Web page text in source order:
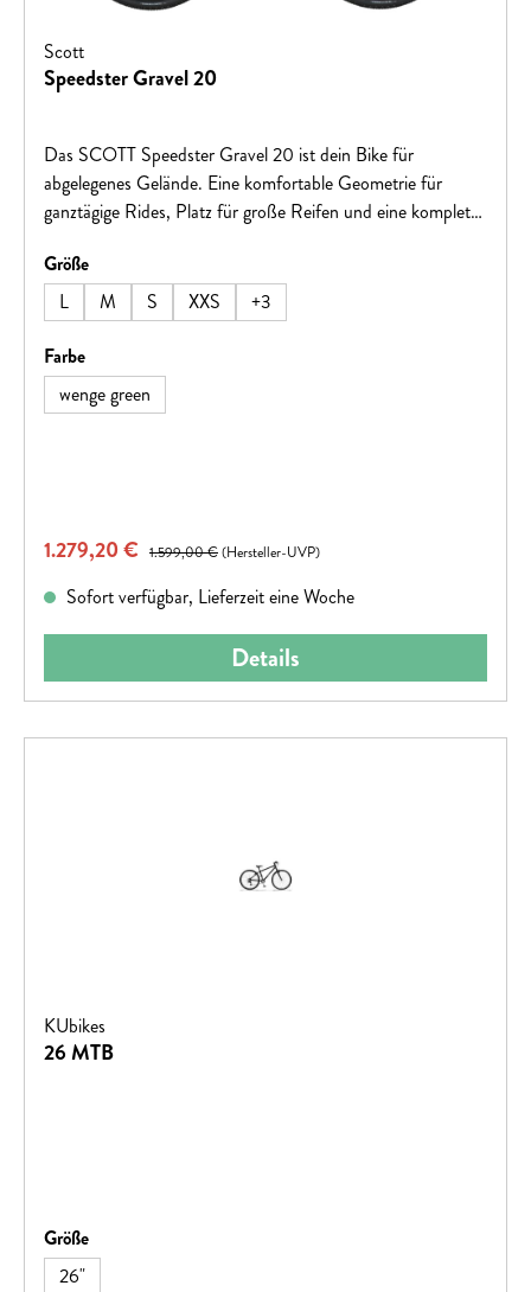
Scott
Speedster Gravel 20
Das SCOTT Speedster Gravel 20 ist dein Bike für
abgelegenes Gelände. Eine komfortable Geometrie für
ganztägige Rides, Platz für große Reifen und eine komplett
fantastischen Option für alle Zweirad-Offroader!Hinweis:
Fahrradspezifikationen können ohne vorherige Ankündigung
geändert werden.
Größeauswählen
L
M S XXS +3
Farbeauswählen
wenge green
Verkaufspreis:
1.279,20 € Regulärer Preis:
1.599,00 €(Hersteller-UVP)
Sofort verfügbar, Lieferzeit eine Woche
Details
KUbikes
26 MTB
Größeauswählen
26"